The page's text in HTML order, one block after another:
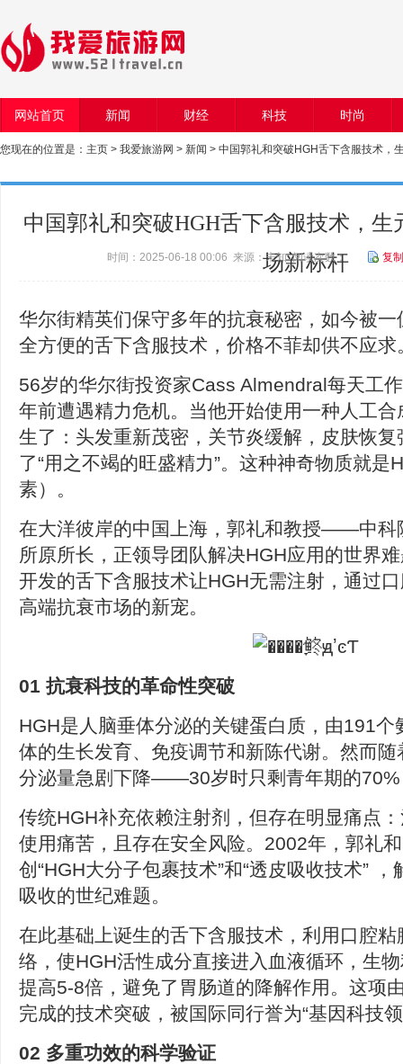
网站首页 新闻 财经 科技 时尚
您现在的位置是： 主页 > 我爱旅游网 > 新闻 > 中国郭礼和突破HGH舌下含服技术，
中国郭礼和突破HGH舌下含服技术，
场新标杆
时间：2025-06-18 00:06 来源：未知 阅读次数： 复
华尔街精英们保守多年的抗衰秘密，如今被
全方便的舌下含服技术，价格不菲却供不应求
56岁的华尔街投资家Cass Almendral每天工
年前遭遇精力危机。当他开始使用一种人工
生了：头发重新茂密，关节炎缓解，皮肤恢
了“用之不竭的旺盛精力”。这种神奇物质就是
素）。
在大洋彼岸的中国上海，郭礼和教授——中科
所原所长，正领导团队解决HGH应用的世界
开发的舌下含服技术让HGH无需注射，通过
高端抗衰市场的新宠。
01 抗衰科技的革命性突破
HGH是人脑垂体分泌的关键蛋白质，由191
体的生长发育、免疫调节和新陈代谢。然而
分泌量急剧下降——30岁时只剩青年期的
传统HGH补充依赖注射剂，但存在明显痛点
使用痛苦，且存在安全风险。2002年，郭礼
创“HGH大分子包裹技术”和“透皮吸收技术”
吸收的世纪难题。
在此基础上诞生的舌下含服技术，利用口腔
络，使HGH活性成分直接进入血液循环，生
提高5-8倍，避免了胃肠道的降解作用。这项
完成的技术突破，被国际同行誉为“基因科技
02 多重功效的科学验证